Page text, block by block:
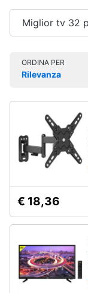
home
Clima
Arredo
Brico
e
Giardinaggio
Salute
e
igiene
Vedi
tutti
Home
cinema
Proiettori
Soundbar
Lettore
DVD
Accessori
per
Miglior tv 32
ORDINA PER
Rilevanza
€ 18,36